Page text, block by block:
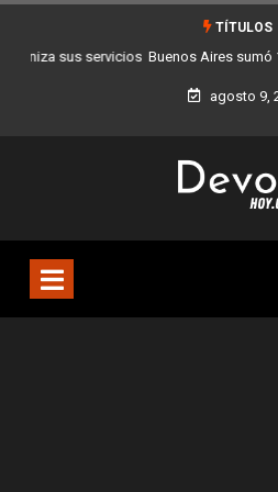
TÍTULOS
Buenos Aires sumó 12 nuevos Bares
Ciudad
agosto 9,